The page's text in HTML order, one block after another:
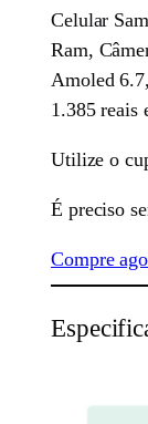
Celular
Ram,
Amoled
1.385 reais
Utilize o
É preciso
Compre